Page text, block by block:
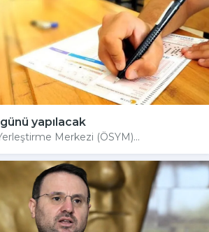
yapılacak
Merkezi (ÖSYM)...